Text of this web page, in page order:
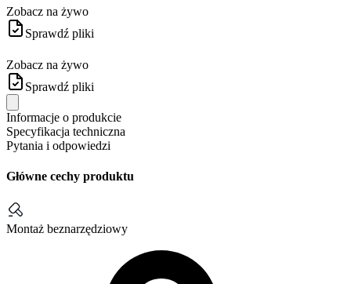
Zobacz na żywo
Sprawdź pliki
Zobacz na żywo
Sprawdź pliki
Informacje o produkcie
Specyfikacja techniczna
Pytania i odpowiedzi
Główne cechy produktu
Montaż beznarzędziowy